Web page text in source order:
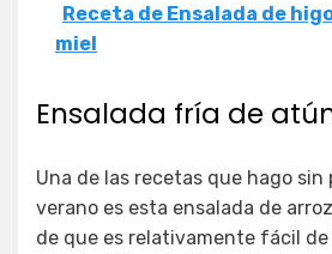
Receta de Ensalada de
miel
Ensalada fría de
Una de las recetas que hago
verano es esta ensalada de
de que es relativamente fácil